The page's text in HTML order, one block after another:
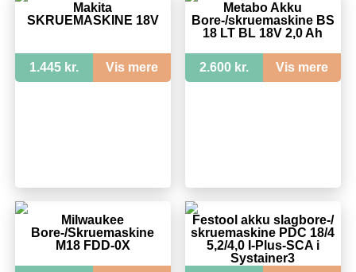
Makita
SKRUEMASKINE 18V
1.445 kr. Vis mere
Metabo Akku
Bore-/skruemaskine BS
18 LT BL 18V 2,0 Ah
2.600 kr. Vis mere
Milwaukee
Bore-/Skruemaskine
M18 FDD-0X
Festool akku slagbore-/
skruemaskine PDC 18/4
5,2/4,0 I-Plus-SCA i
Systainer3